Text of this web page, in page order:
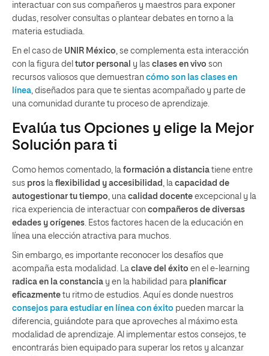
interactuar con sus compañeros y maestros para exponer
dudas, resolver consultas o plantear debates en torno a la
materia estudiada.
En el caso de UNIR México , se complementa esta interacción
con la figura del tutor personal y las clases en vivo son
recursos valiosos que demuestran cómo son las clases en
línea , diseñados para que te sientas acompañado y parte de
una comunidad durante tu proceso de aprendizaje.
Evalúa tus Opciones y elige la Mejor
Solución para ti
Como hemos comentado, la formación a distancia tiene entre
sus pros la flexibilidad y accesibilidad , la capacidad de
autogestionar tu tiempo , una calidad docente excepcional y la
rica experiencia de interactuar con compañeros de diversas
edades y orígenes . Estos factores hacen de la educación en
línea una elección atractiva para muchos.
Sin embargo, es importante reconocer los desafíos que
acompaña esta modalidad. La clave del éxito en el e-learning
radica en la constancia y en la habilidad para planificar
eficazmente tu ritmo de estudios. Aquí es donde nuestros
consejos para estudiar en línea con éxito pueden marcar la
diferencia, guiándote para que aproveches al máximo esta
modalidad de aprendizaje. Al implementar estos consejos, te
encontrarás bien equipado para superar los retos y alcanzar